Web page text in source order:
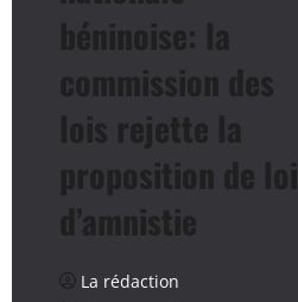
béninoise: la
commission des
lois rejette la
proposition de loi
d’amnistie
La rédaction